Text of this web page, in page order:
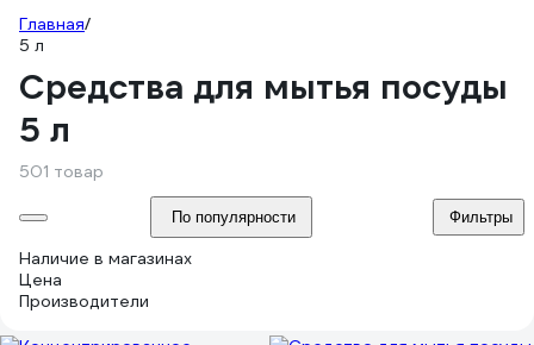
Главная/
5 л
Средства для мытья посуды
5 л
501 товар
По популярности Фильтры
Наличие в магазинах
Цена
Производители